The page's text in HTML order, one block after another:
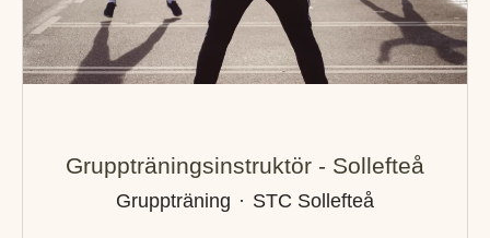
Gruppträningsinstruktör - Sollefteå
Gruppträning · STC Sollefteå